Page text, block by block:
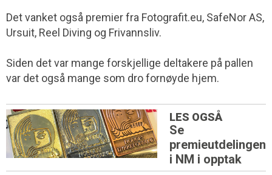
Det vanket også premier fra Fotografit.eu, SafeNor AS,
Ursuit, Reel Diving og Frivannsliv.
Siden det var mange forskjellige deltakere på pallen
var det også mange som dro fornøyde hjem.
LES OGSÅ
Se
premieutdelingen
i NM i opptak